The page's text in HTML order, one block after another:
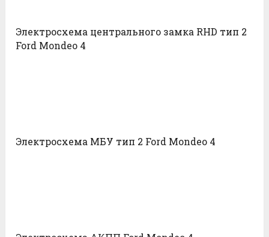
Электросхема центрального замка RHD тип 2
Ford Mondeo 4
Электросхема МБУ тип 2 Ford Mondeo 4